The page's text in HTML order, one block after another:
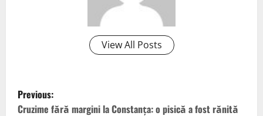
View All Posts
P
Previous:
Cruzime fără margini la Constanţa: o pisică a fost rănită